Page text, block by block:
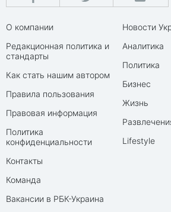
О компании
Редакционная политика и
стандарты
Как стать нашим автором
Правила пользования
Правовая информация
Политика
конфиденциальности
Контакты
Команда
Вакансии в РБК-Украина
Новости
Аналитика
Политика
Бизнес
Жизнь
Lifestyle